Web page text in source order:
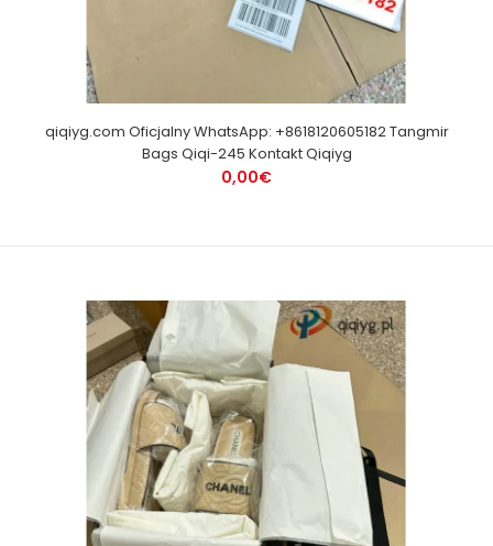
qiqiyg.com Oficjalny WhatsApp: +8618120605182 Tangmir
Bags Qiqi-245 Kontakt Qiqiyg
0,00€